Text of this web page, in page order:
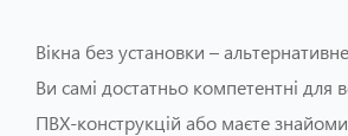
Вікна без установки –
Ви самі достатньо компетентні для
ПВХ-конструкцій або маєте